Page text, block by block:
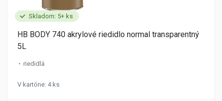
Skladom: 5+ ks
HB BODY 740 akrylové riedidlo normal transparentný
5L
riedidlá
V kartóne: 4 ks